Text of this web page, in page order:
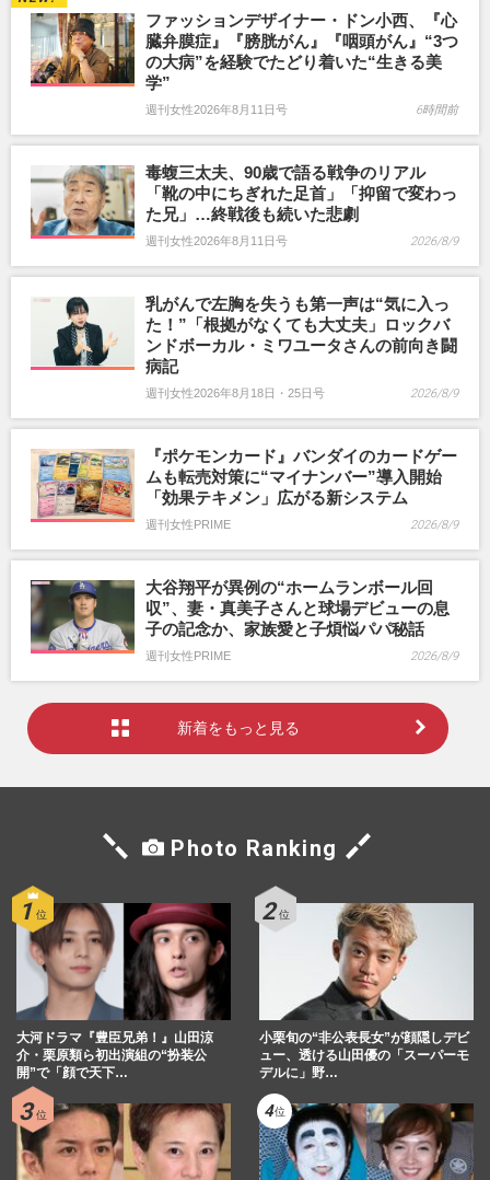
ファッションデザイナー・ドン小西、『心
臓弁膜症』『膀胱がん』『咽頭がん』“3つ
の大病”を経験でたどり着いた“生きる美
学”
週刊女性2026年8月11日号 6時間前
毒蝮三太夫、90歳で語る戦争のリアル
「靴の中にちぎれた足首」「抑留で変わっ
た兄」…終戦後も続いた悲劇
週刊女性2026年8月11日号 2026/8/9
乳がんで左胸を失うも第一声は“気に入っ
た！”「根拠がなくても大丈夫」ロックバ
ンドボーカル・ミワユータさんの前向き闘
病記
週刊女性2026年8月18日・25日号 2026/8/9
『ポケモンカード』バンダイのカードゲー
ムも転売対策に“マイナンバー”導入開始
「効果テキメン」広がる新システム
週刊女性PRIME 2026/8/9
大谷翔平が異例の“ホームランボール回
収”、妻・真美子さんと球場デビューの息
子の記念か、家族愛と子煩悩パパ秘話
週刊女性PRIME 2026/8/9
新着をもっと見る
Photo Ranking
大河ドラマ『豊臣兄弟！』山田涼
介・栗原類ら初出演組の“扮装公
開”で「顔で天下…
小栗旬の“非公表長女”が顔隠しデビ
ュー、透ける山田優の「スーパーモ
デルに」野…